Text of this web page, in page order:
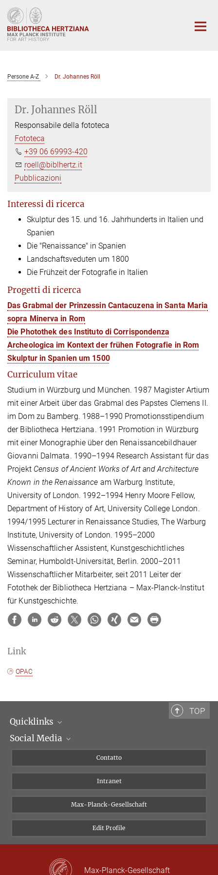
Main-
Content
Persone A-Z Dr. Johannes Röll
Dr. Johannes Röll
Responsabile della fototeca
Fototeca
+39 06 69993-420
roell@biblhertz.it
Pubblicazioni
Interessi di ricerca
Skulptur des 15. und 16. Jahrhunderts in Italien und
Spanien
Die "Renaissance" in Spanien
Landschaftsveduten um 1800
Die Frühzeit der Fotografie in Italien
Progetti di ricerca
Das Grabmal der Prinzessin Cantacuzena in Santa Maria
sopra Minerva in Rom
Die Photothek des Instituto di Corrispondenza
Archeologica im Kontext der frühen Fotografie in Rom
Skulptur in Spanien um 1500
Curriculum vitae
Studium in Würzburg und München. 1987 Magister Artium
mit einer Arbeit über das Grabmal des Papstes Clemens II.
im Dom zu Bamberg. 1988–1990 Promotionsstipendium
der Bibliotheca Hertziana. 1991 Promotion in Würzburg
mit einer Monographie über den Renaissancebildhauer
Giovanni Dalmata. 1990–1994 Research Assistant für das
Projekt Census of Ancient Works of Art and Architecture
Known in the Renaissance am Warburg Institute,
University of London. 1992–1994 Henry Moore Fellow,
Department of History of Art, University College London.
1994/1995 Lecturer in Renaissance Studies, The Warburg
Institute, University of London. 1995–2000
Wissenschaftlicher Assistent, Kunstgeschichtliches
Seminar, Humboldt-Universität, Berlin. 2000–2011
Wissenschaftlicher Mitarbeiter, seit 2011 Leiter der
Fotothek der Bibliotheca Hertziana – Max-Planck-Institut
für Kunstgeschichte.
Link
OPAC
TOP
Quicklinks
Dipartimenti di ricerca
Social Media
Instagram
Bluesky
Vimeo
Newsletter
Contatto
Intranet
Max-Planck-Gesellschaft
Edit Profile
Max-Planck-Gesellschaft